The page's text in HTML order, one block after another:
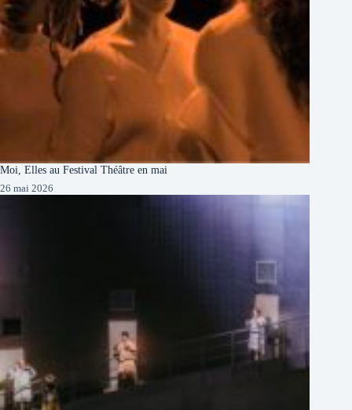
Moi, Elles au Festival Théâtre en mai
26 mai 2026